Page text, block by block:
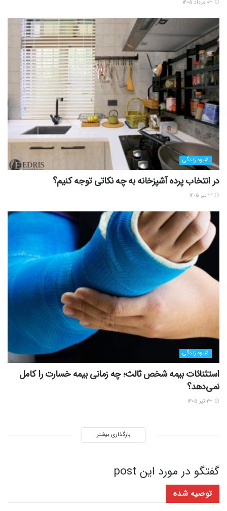
شیوه زندگی
در انتخاب پرده آشپزخانه به چه نکاتی توجه کنیم؟
شیوه زندگی
استثنائات بیمه شخص ثالث؛ چه زمانی بیمه خسارت را کامل
نمی‌دهد؟
بارگذاری بیشتر
گفتگو در مورد این post
توصیه شده